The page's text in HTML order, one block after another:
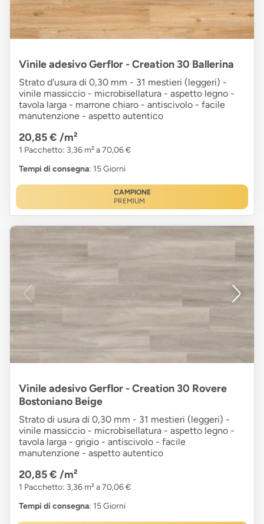
Vinile adesivo Gerflor - Creation 30 Ballerina
Strato d'usura di 0,30 mm - 31 mestieri (leggeri) -
vinile massiccio - microbisellatura - aspetto legno -
tavola larga - marrone chiaro - antiscivolo - facile
manutenzione - aspetto autentico
20,85 € /m²
1 Pacchetto: 3,36 m² a 70,06 €
Tempi di consegna: 15 Giorni
CAMPIONE
PREMIUM
Vinile adesivo Gerflor - Creation 30 Rovere
Bostoniano Beige
Strato di usura di 0,30 mm - 31 mestieri (leggeri) -
vinile massiccio - microbisellatura - aspetto legno -
tavola larga - grigio - antiscivolo - facile
manutenzione - aspetto autentico
20,85 € /m²
1 Pacchetto: 3,36 m² a 70,06 €
Tempi di consegna: 15 Giorni